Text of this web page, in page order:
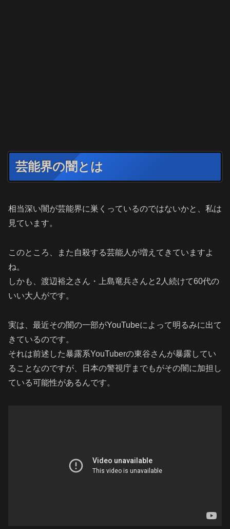
芸能界の闇とは
相当深い闇が芸能界に巣くっているのではないかと、私は
見ています。
このところ、また自殺する芸能人が増えてきていますよ
ね。
しかも、渡辺裕之さん・上島竜兵さんと2人続けて60代の
いい大人がです。
実は、最近その闇の一部がYouTubeによって明るみに出て
きているのです。
それは前述した暴露系YouTuberの東谷さんが暴露してい
ることなのですが、日本の警視庁までもがその闇に加担し
ている可能性があるんです。